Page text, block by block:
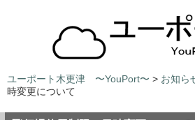
ユーポート木更津 〜YouPort〜 > お知ら
時変更について